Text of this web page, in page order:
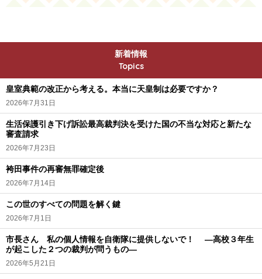
新着情報
Topics
皇室典範の改正から考える。本当に天皇制は必要ですか？
2026年7月31日
生活保護引き下げ訴訟最高裁判決を受けた国の不当な対応と新たな
審査請求
2026年7月23日
袴田事件の再審無罪確定後
2026年7月14日
この世のすべての問題を解く鍵
2026年7月1日
市長さん 私の個人情報を自衛隊に提供しないで！ ―高校３年生
が起こした２つの裁判が問うもの―
2026年5月21日